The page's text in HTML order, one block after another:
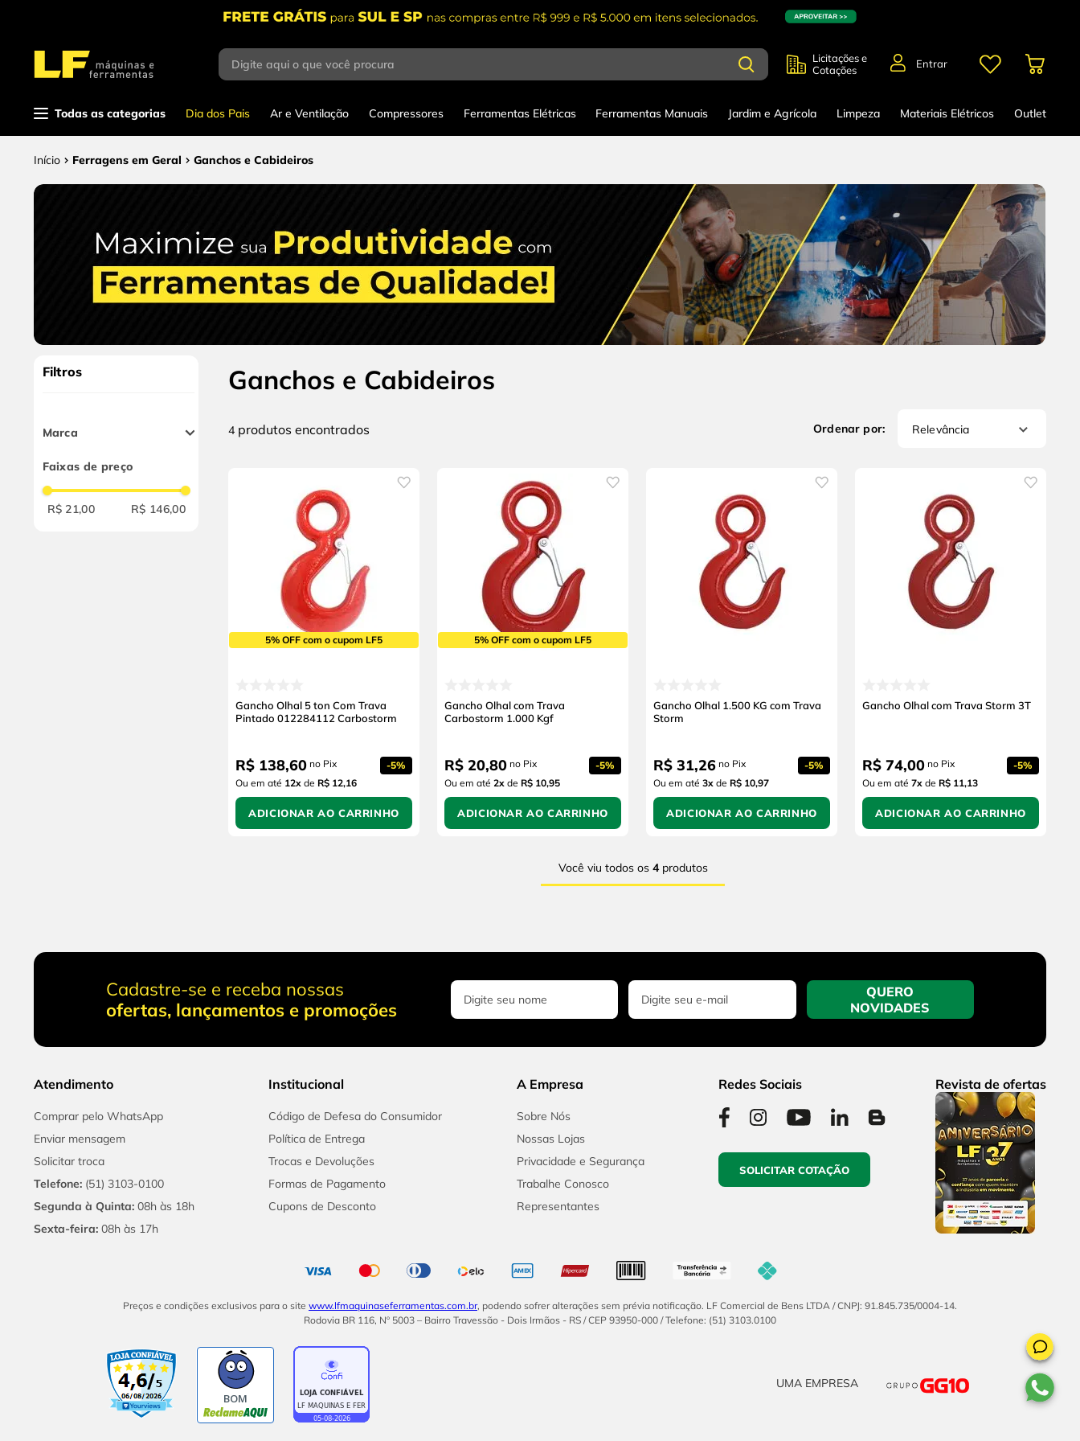
Digite aqui o que você procura
Licitações e
Cotações
Entrar
Todas as categorias Dia dos Pais Ar e Ventilação Compressores Ferramentas Elétricas Ferramentas Manuais Jardim e Agrícola Limpeza Materiais Elétricos Outlet
Ferragens em Geral Ganchos e Cabideiros
Filtros
Marca
Carbostorm
Faixas de preço
R$ 21,00 R$ 146,00
Ganchos e Cabideiros
4 produtos Relevância
5% OFF com o cupom LF5
Gancho Olhal 5 ton Com Trava
Pintado 012284112 Carbostorm
R$ 138,60 no Pix -5%
Ou em até 12x de R$ 12,16
ADICIONAR AO CARRINHO
5% OFF com o cupom LF5
Gancho Olhal com Trava
Carbostorm 1.000 Kgf
R$ 20,80 no Pix -5%
Ou em até 2x de R$ 10,95
ADICIONAR AO CARRINHO
Gancho Olhal 1.500 KG com Trava
Storm
R$ 31,26 no Pix -5%
Ou em até 3x de R$ 10,97
ADICIONAR AO CARRINHO
Gancho Olhal com Trava Storm 3T
R$ 74,00 no Pix -5%
Ou em até 7x de R$ 11,13
ADICIONAR AO CARRINHO
Você viu todos os 4produtos
Cadastre-se e receba nossas
ofertas, lançamentos e promoções
QUERO
NOVIDADES
Atendimento
Comprar pelo WhatsApp
Enviar mensagem
Solicitar troca
Telefone: (51) 3103-0100
Segunda à Quinta: 08h às 18h
Sexta-feira: 08h às 17h
Institucional
Código de Defesa do Consumidor
Política de Entrega
Trocas e Devoluções
Formas de Pagamento
Cupons de Desconto
A Empresa
Sobre Nós
Nossas Lojas
Privacidade e Segurança
Trabalhe Conosco
Representantes
Redes Sociais
SOLICITAR COTAÇÃO
Revista de ofertas
Preços e condições exclusivos para o site www.lfmaquinaseferramentas.com.br, podendo sofrer alterações sem prévia notificação. LF Comercial de Bens LTDA / CNPJ: 91.845.735/0004-14.
Rodovia BR 116, Nº 5003 – Bairro Travessão - Dois Irmãos - RS / CEP 93950-000 / Telefone: (51) 3103.0100
BOM
UMA EMPRESA
Termos mais buscados
caixa ferramentas
chave impacto